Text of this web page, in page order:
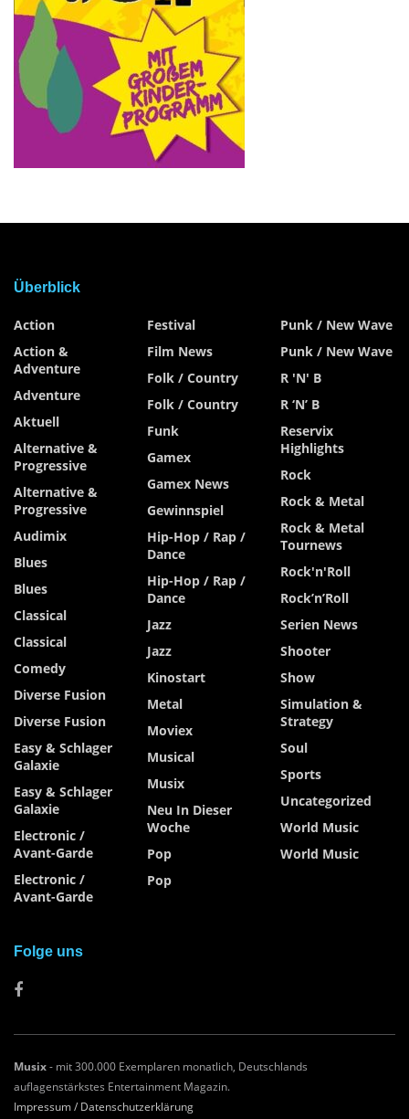
Überblick
Action
Action &
Adventure
Adventure
Aktuell
Alternative &
Progressive
Alternative &
Progressive
Audimix
Blues
Blues
Classical
Classical
Comedy
Diverse Fusion
Diverse Fusion
Easy & Schlager
Galaxie
Easy & Schlager
Galaxie
Electronic /
Avant-Garde
Electronic /
Avant-Garde
Festival
Film News
Folk / Country
Folk / Country
Funk
Gamex
Gamex News
Gewinnspiel
Hip-Hop / Rap /
Dance
Hip-Hop / Rap /
Dance
Jazz
Jazz
Kinostart
Metal
Moviex
Musical
Musix
Neu In Dieser
Woche
Pop
Pop
Punk / New Wave
Punk / New Wave
R 'n' B
R ‘n’ B
Reservix
Highlights
Rock
Rock & Metal
Rock & Metal
Tournews
Rock'n'Roll
Rock’n’Roll
Serien News
Shooter
Show
Simulation &
Strategy
Soul
Sports
Uncategorized
World Music
World Music
Folge uns
Musix- mit 300.000 Exemplaren monatlich, Deutschlands
auflagenstärkstes Entertainment Magazin.
Impressum / Datenschutzerklärung